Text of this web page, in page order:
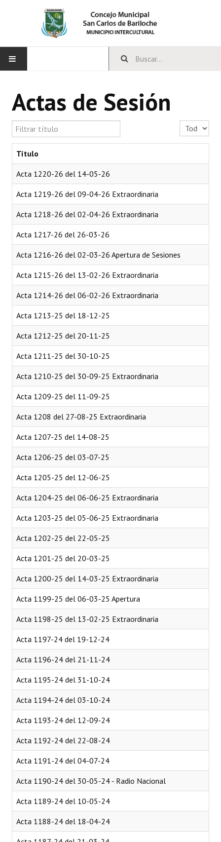
CONCEJO
Bloques Políticos
Integrantes del Concejo
Comisiones Permanentes
Comisiones Especiales
Concejales Mandato Cumplido
Programas
LEGISLACIÓN
Constitución Nacional
Constitución Provincial
Carta Orgánica 2007
Reglamento Interno
Digesto
Organigrama
DOCUMENTOS
Informes de Gestión
Proyectos Presentados
Dictámenes Asesoría Letrada
Actas de Sesión
Informes de Unidad Coordinadora
Ejecución Presupuestaria
Actas de Audiencias Públicas
Comunicaciones
Declaraciones
Resoluciones
Resoluciones de Presidencia
INSTITUCIONAL
Antiguos Pobladores
Noticias Destacadas
Registros y Distinciones
Datos Históricos
Premio al Mérito - Registro
Audiencias Públicas - Registro
Mujeres que Dejaron Huellas - Registro
Periodistas Decanos - Registro
Actas de Sesión
Filtrar título Cantidad a
Título
Acta 1220-26 del 14-05-26
Acta 1219-26 del 09-04-26 Extraordinaria
Acta 1218-26 del 02-04-26 Extraordinaria
Acta 1217-26 del 26-03-26
Acta 1216-26 del 02-03-26 Apertura de Sesiones
Acta 1215-26 del 13-02-26 Extraordinaria
Acta 1214-26 del 06-02-26 Extraordinaria
Acta 1213-25 del 18-12-25
Acta 1212-25 del 20-11-25
Acta 1211-25 del 30-10-25
Acta 1210-25 del 30-09-25 Extraordinaria
Acta 1209-25 del 11-09-25
Acta 1208 del 27-08-25 Extraordinaria
Acta 1207-25 del 14-08-25
Acta 1206-25 del 03-07-25
Acta 1205-25 del 12-06-25
Acta 1204-25 del 06-06-25 Extraordinaria
Acta 1203-25 del 05-06-25 Extraordinaria
Acta 1202-25 del 22-05-25
Acta 1201-25 del 20-03-25
Acta 1200-25 del 14-03-25 Extraordinaria
Acta 1199-25 del 06-03-25 Apertura
Acta 1198-25 del 13-02-25 Extraordinaria
Acta 1197-24 del 19-12-24
Acta 1196-24 del 21-11-24
Acta 1195-24 del 31-10-24
Acta 1194-24 del 03-10-24
Acta 1193-24 del 12-09-24
Acta 1192-24 del 22-08-24
Acta 1191-24 del 04-07-24
Acta 1190-24 del 30-05-24 - Radio Nacional
Acta 1189-24 del 10-05-24
Acta 1188-24 del 18-04-24